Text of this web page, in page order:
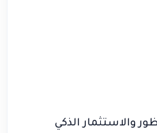
والاستثمار الذكي